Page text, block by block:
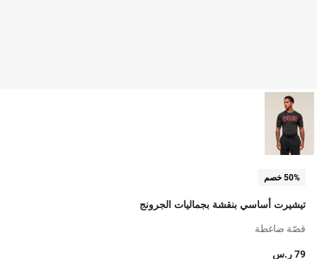
50% خصم
تيشيرت أساسي بنقشة بجماليات الجرونج
قصّة ضاغطة
79 ر.س